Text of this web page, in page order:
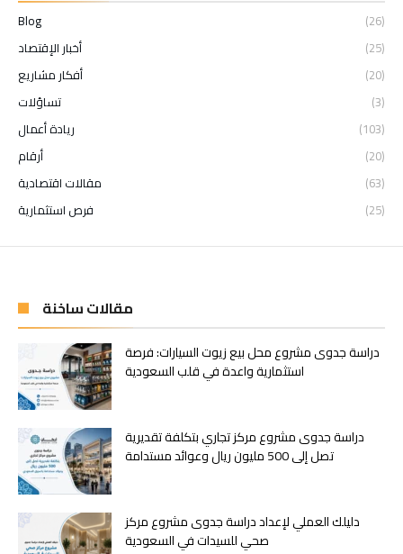
Blog
(26)
أخبار الإقتصاد
(25)
أفكار مشاريع
(20)
تساؤلات
(3)
ريادة أعمال
(103)
أرقام
(20)
مقالات اقتصادية
(63)
فرص استثمارية
(25)
مقالات ساخنة
دراسة جدوى مشروع محل بيع زيوت السيارات: فرصة
استثمارية واعدة في قلب السعودية
دراسة جدوى مشروع مركز تجاري بتكلفة تقديرية
تصل إلى 500 مليون ريال وعوائد مستدامة
دليلك العملي لإعداد دراسة جدوى مشروع مركز
صحي للسيدات في السعودية